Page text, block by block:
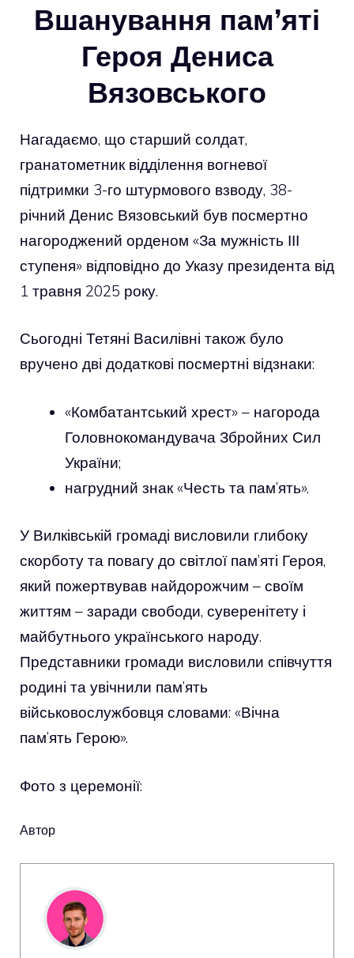
Вшанування пам’яті
Героя Дениса
Вязовського
Нагадаємо, що старший солдат,
гранатометник відділення вогневої
підтримки 3-го штурмового взводу, 38-
річний Денис Вязовський був посмертно
нагороджений орденом «За мужність ІІІ
ступеня» відповідно до Указу президента від
1 травня 2025 року.
Сьогодні Тетяні Василівні також було
вручено дві додаткові посмертні відзнаки:
«Комбатантський хрест» – нагорода
Головнокомандувача Збройних Сил
України;
нагрудний знак «Честь та пам’ять».
У Вилківській громаді висловили глибоку
скорботу та повагу до світлої пам’яті Героя,
який пожертвував найдорожчим – своїм
життям – заради свободи, суверенітету і
майбутнього українського народу.
Представники громади висловили співчуття
родині та увічнили пам’ять
військовослужбовця словами: «Вічна
пам’ять Герою».
Фото з церемонії:
Автор